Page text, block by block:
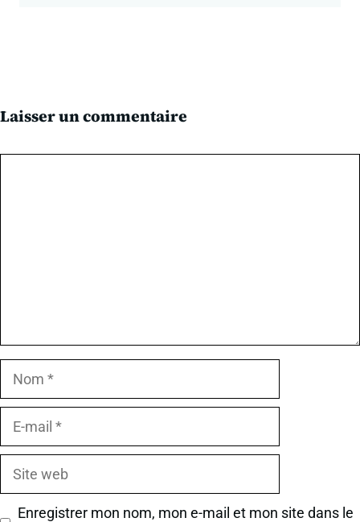
Laisser un commentaire
Site
Enregistrer mon nom, mon e-mail et mon site dans le